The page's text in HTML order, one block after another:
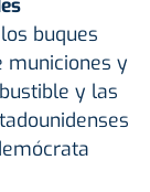
buques
municiones y
y las